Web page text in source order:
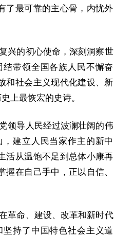
了最可靠的主心骨，内忧外
兴的初心使命，深刻洞察世
带领全国各族人民不懈奋
和社会主义现代化建设、新
上最恢宏的史诗。
领导人民经过波澜壮阔的伟
建立人民当家作主的新中
活从温饱不足到总体小康再
在自己手中，正以自信、
革命、建设、改革和新时代
持了中国特色社会主义道